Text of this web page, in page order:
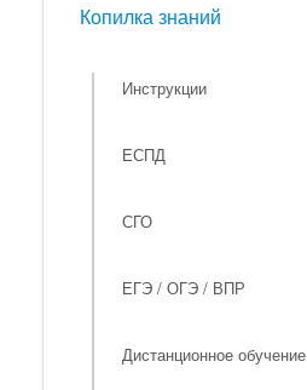
Копилка знаний
Инструкции
ЕСПД
СГО
ЕГЭ / ОГЭ / ВПР
Дистанционное обучение